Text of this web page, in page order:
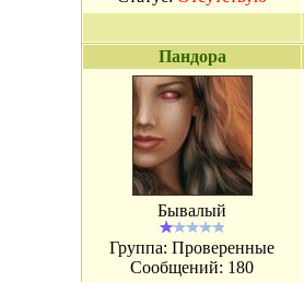
Пандора
Бывалый
Группа: Проверенные
Сообщений: 180